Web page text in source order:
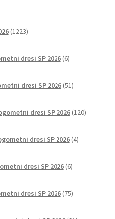
1223izdelkov
dresi SP 2026 6izdelkov
dresi SP 2026 51izdelkov
dresi SP 2026 120izdelkov
dresi SP 2026 4izdelki
dresi SP 2026 6izdelkov
dresi SP 2026 75izdelkov